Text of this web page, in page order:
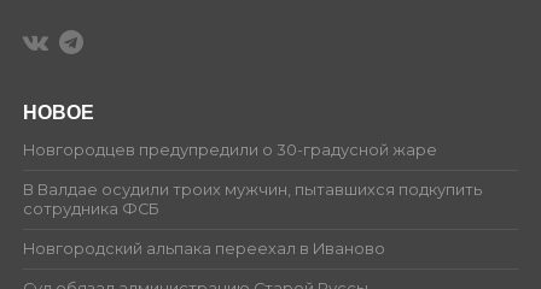
НОВОЕ
Новгородцев предупредили о 30-градусной жаре
В Валдае осудили троих мужчин, пытавшихся подкупить
сотрудника ФСБ
Новгородский альпака переехал в Иваново